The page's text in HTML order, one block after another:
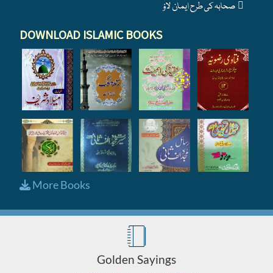
DOWNLOAD ISLAMIC BOOKS
More Books
Golden Sayings